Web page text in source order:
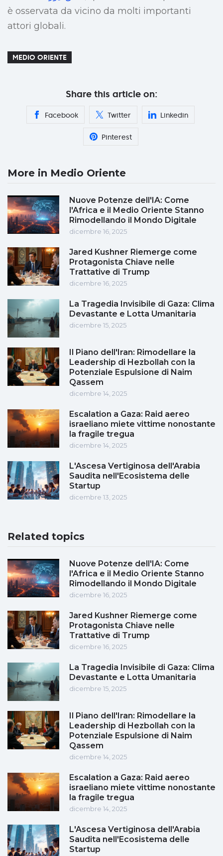
è osservata da vicino da molti importanti
attori globali.
MEDIO ORIENTE
Share this article on:
Facebook Twitter Linkedin
Pinterest
More in Medio Oriente
Nuove Potenze dell'IA: Come
l'Africa e il Medio Oriente Stanno
Rimodellando il Mondo Digitale
dicembre 16, 2025
Jared Kushner Riemerge come
Protagonista Chiave nelle
Trattative di Trump
dicembre 16, 2025
La Tragedia Invisibile di Gaza: Clima
Devastante e Lotta Umanitaria
dicembre 15, 2025
Il Piano dell'Iran: Rimodellare la
Leadership di Hezbollah con la
Potenziale Espulsione di Naim
Qassem
dicembre 14, 2025
Escalation a Gaza: Raid aereo
israeliano miete vittime nonostante
la fragile tregua
dicembre 14, 2025
L'Ascesa Vertiginosa dell'Arabia
Saudita nell'Ecosistema delle
Startup
dicembre 13, 2025
Related topics
Nuove Potenze dell'IA: Come
l'Africa e il Medio Oriente Stanno
Rimodellando il Mondo Digitale
dicembre 16, 2025
Jared Kushner Riemerge come
Protagonista Chiave nelle
Trattative di Trump
dicembre 16, 2025
La Tragedia Invisibile di Gaza: Clima
Devastante e Lotta Umanitaria
dicembre 15, 2025
Il Piano dell'Iran: Rimodellare la
Leadership di Hezbollah con la
Potenziale Espulsione di Naim
Qassem
dicembre 14, 2025
Escalation a Gaza: Raid aereo
israeliano miete vittime nonostante
la fragile tregua
dicembre 14, 2025
L'Ascesa Vertiginosa dell'Arabia
Saudita nell'Ecosistema delle
Startup